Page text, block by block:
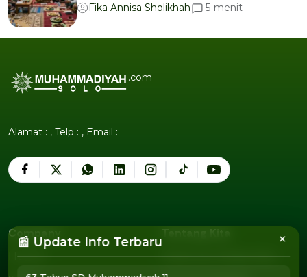
Fika Annisa Sholikhah
5 menit
.com
Alamat : , Telp : , Email :
Company
Humor Pedoman Media Siber
📰 Update Info Terbaru ×